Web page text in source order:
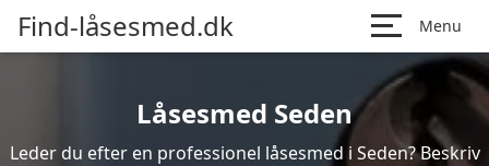
Find-låsesmed.dk Menu
Låsesmed Seden
Leder du efter en professionel låsesmed i Seden? Beskriv